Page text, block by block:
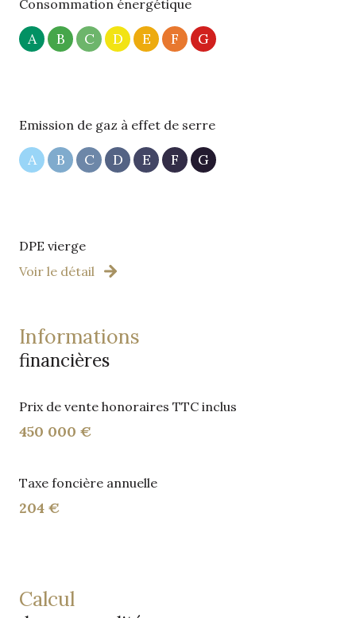
Consommation énergétique
A B C D E F G
Emission de gaz à effet de serre
A B C D E F G
DPE vierge
Voir le détail
informations
financières
Prix de vente honoraires TTC inclus
450 000 €
Taxe foncière annuelle
204 €
calcul